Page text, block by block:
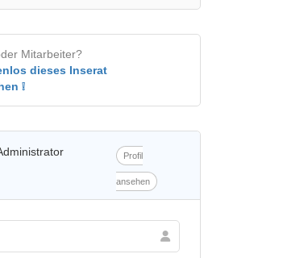
Mitarbeiter?
dieses Inserat
❕
Profil
ansehen